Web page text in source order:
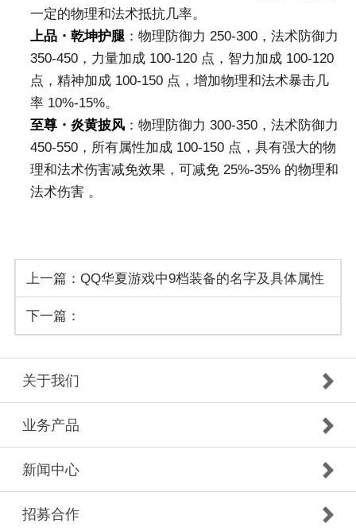
一定的物理和法术抵抗几率。
上品・乾坤护腿：物理防御力 250-300，法术防御力
350-450，力量加成 100-120 点，智力加成 100-120
点，精神加成 100-150 点，增加物理和法术暴击几
率 10%-15%。
至尊・炎黄披风：物理防御力 300-350，法术防御力
450-550，所有属性加成 100-150 点，具有强大的物
理和法术伤害减免效果，可减免 25%-35% 的物理和
法术伤害 。
上一篇：QQ华夏游戏中9档装备的名字及具体属性
下一篇：
关于我们
业务产品
新闻中心
招募合作